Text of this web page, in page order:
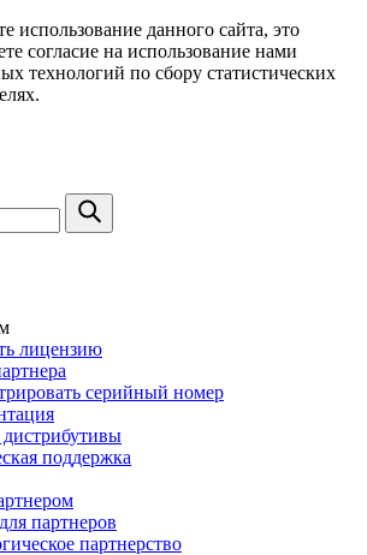
использование данного сайта, это
согласие на использование нами
технологий по сбору статистических
лицензию
серийный номер
дистрибутивы
поддержка
партнеров
партнерство